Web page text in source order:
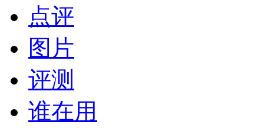
点评
图片
评测
谁在用